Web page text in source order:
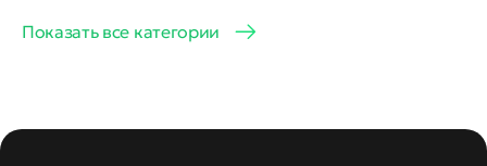
Показать все категории